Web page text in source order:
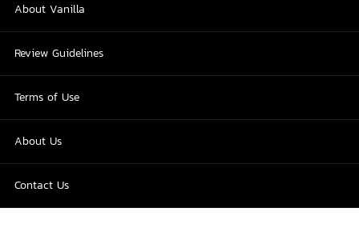
About Vanilla
Review Guidelines
Terms of Use
About Us
Contact Us